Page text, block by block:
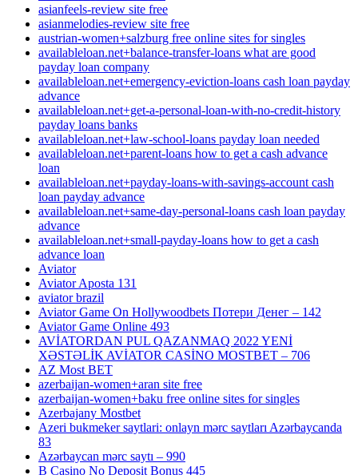
asianfeels-review site free
asianmelodies-review site free
austrian-women+salzburg free online sites for singles
availableloan.net+balance-transfer-loans what are good
payday loan company
availableloan.net+emergency-eviction-loans cash loan payday
advance
availableloan.net+get-a-personal-loan-with-no-credit-history
payday loans banks
availableloan.net+law-school-loans payday loan needed
availableloan.net+parent-loans how to get a cash advance
loan
availableloan.net+payday-loans-with-savings-account cash
loan payday advance
availableloan.net+same-day-personal-loans cash loan payday
advance
availableloan.net+small-payday-loans how to get a cash
advance loan
Aviator
Aviator Aposta 131
aviator brazil
Aviator Game On Hollywoodbets Потери Денег – 142
Aviator Game Online 493
AVİATORDAN PUL QAZANMAQ 2022 YENİ
XƏSTƏLİK AVİATOR CASİNO MOSTBET – 706
AZ Most BET
azerbaijan-women+aran site free
azerbaijan-women+baku free online sites for singles
Azerbajany Mostbet
Azeri bukmeker saytlari: onlayn mərc saytları Azərbaycanda
83
Azərbaycan mərc saytı – 990
B Casino No Deposit Bonus 445